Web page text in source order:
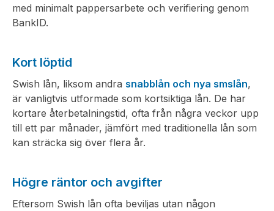
med minimalt pappersarbete och verifiering genom
BankID.
Kort löptid
Swish lån, liksom andra snabblån och nya smslån,
är vanligtvis utformade som kortsiktiga lån. De har
kortare återbetalningstid, ofta från några veckor upp
till ett par månader, jämfört med traditionella lån som
kan sträcka sig över flera år.
Högre räntor och avgifter
Eftersom Swish lån ofta beviljas utan någon